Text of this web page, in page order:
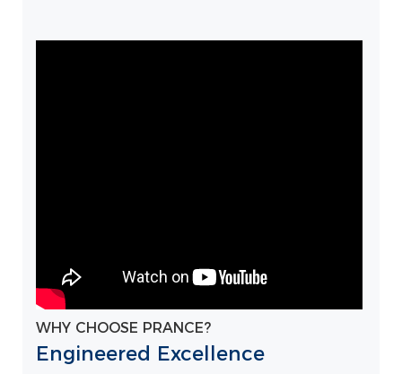
WHY CHOOSE PRANCE?
Engineered Excellence